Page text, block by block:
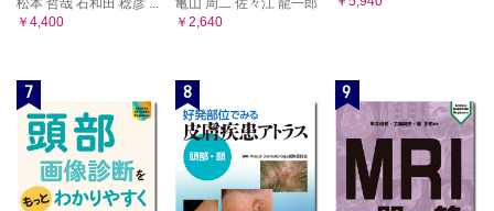
松本 哲哉 石和田 稔彦 ...
￥4,400
亀山 周二 佐々江 龍一郎
￥2,640
7 8 9